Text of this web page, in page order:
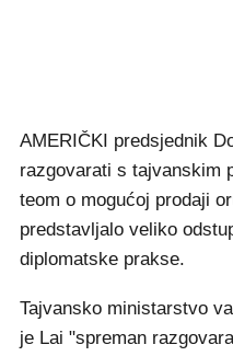
AMERIČKI predsjednik
razgovarati s tajvanskim
teom o mogućoj prodaji
predstavljalo veliko
diplomatske prakse.
Tajvansko ministarstvo
je Lai "spreman